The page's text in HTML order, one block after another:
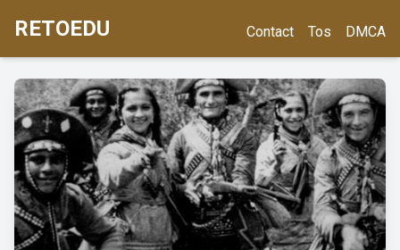
RETOEDU Contact Tos DMCA